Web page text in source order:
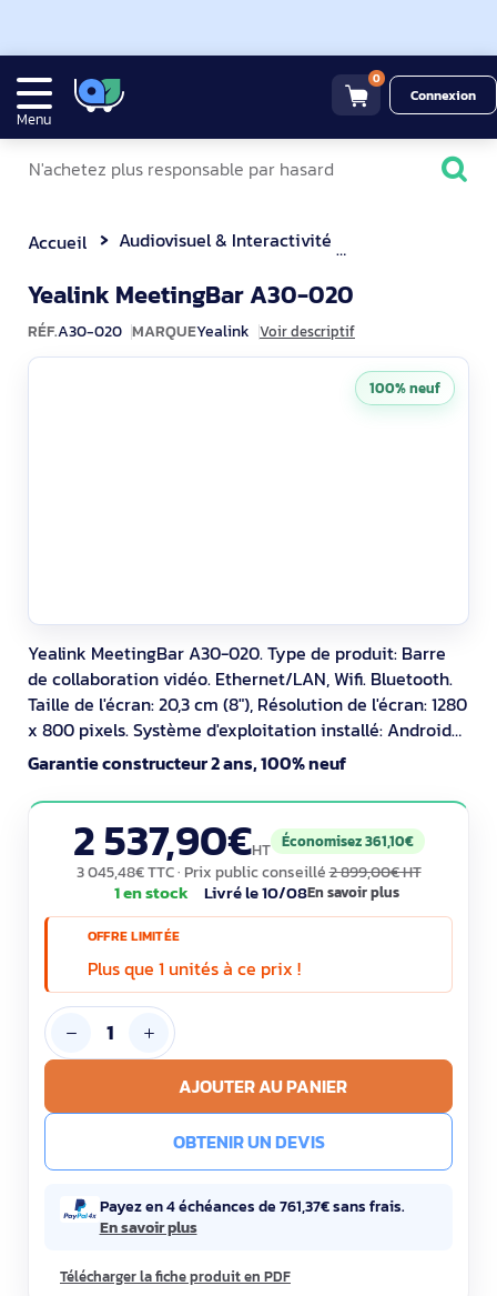
Menu
0
Connexion
Accueil Audiovisuel & Interactivité
Yealink MeetingBar A30-020
RÉF.A30-020 MARQUEYealink Voir descriptif
Yealink MeetingBar A30-020. Type de produit: Barre
de collaboration vidéo. Ethernet/LAN, Wifi. Bluetooth.
Taille de l'écran: 20,3 cm (8"), Résolution de l'écran: 1280
x 800 pixels. Système d'exploitation installé: Android
10. Couleur du produit: Noir
Garantie constructeur 2 ans, 100% neuf
2 537,90€HT Économisez 361,10€
3 045,48€ TTC· Prix public conseillé2 899,00€ HT
1 en stock Livré le 10/08En savoir plus
OFFRE LIMITÉE
Plus que 1 unités à ce prix !
AJOUTER AU PANIER
OBTENIR UN DEVIS
Payez en 4 échéances de 761,37€ sans frais.
En savoir plus
Télécharger la fiche produit en PDF
100% neuf